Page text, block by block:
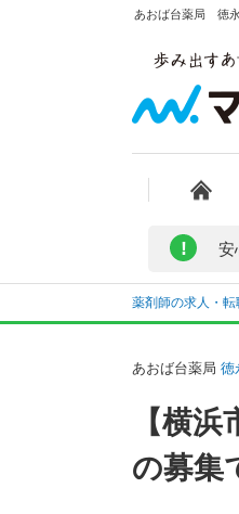
あおば台薬局 徳永
! 安
薬剤師の求人・転
あおば台薬局 徳
【横
の募